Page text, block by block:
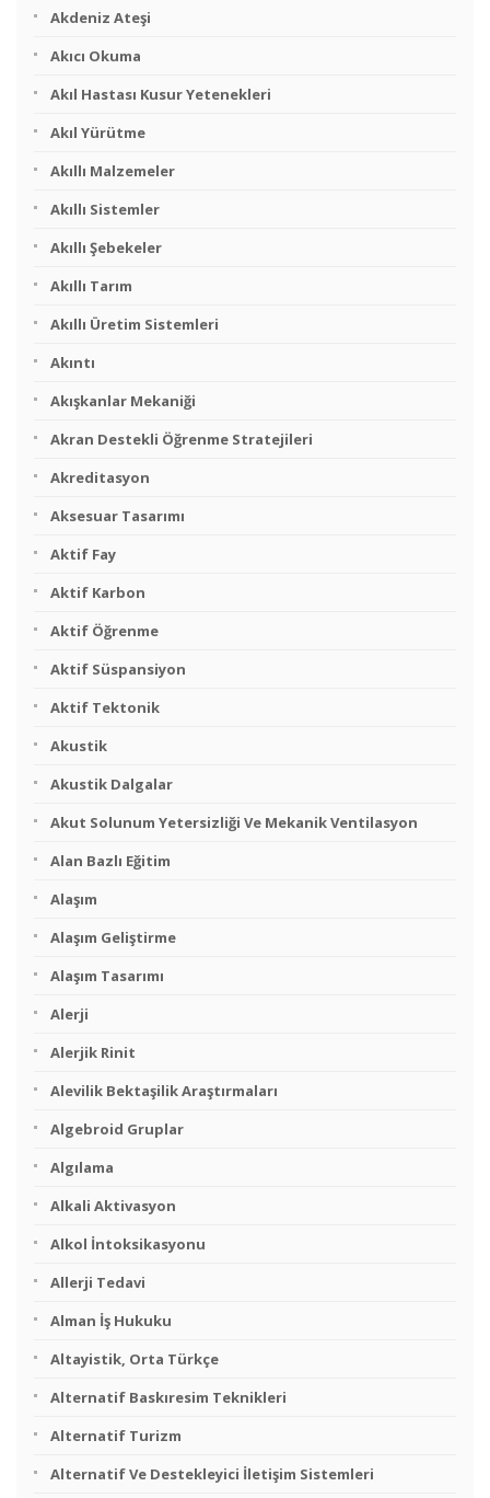
Akdeniz Ateşi
Akıcı Okuma
Akıl Hastası Kusur Yetenekleri
Akıl Yürütme
Akıllı Malzemeler
Akıllı Sistemler
Akıllı Şebekeler
Akıllı Tarım
Akıllı Üretim Sistemleri
Akıntı
Akışkanlar Mekaniği
Akran Destekli Öğrenme Stratejileri
Akreditasyon
Aksesuar Tasarımı
Aktif Fay
Aktif Karbon
Aktif Öğrenme
Aktif Süspansiyon
Aktif Tektonik
Akustik
Akustik Dalgalar
Akut Solunum Yetersizliği Ve Mekanik Ventilasyon
Alan Bazlı Eğitim
Alaşım
Alaşım Geliştirme
Alaşım Tasarımı
Alerji
Alerjik Rinit
Alevilik Bektaşilik Araştırmaları
Algebroid Gruplar
Algılama
Alkali Aktivasyon
Alkol İntoksikasyonu
Allerji Tedavi
Alman İş Hukuku
Altayistik, Orta Türkçe
Alternatif Baskıresim Teknikleri
Alternatif Turizm
Alternatif Ve Destekleyici İletişim Sistemleri